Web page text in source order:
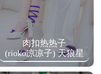
肉扣热热子
(rioko凉凉子) 天狼星